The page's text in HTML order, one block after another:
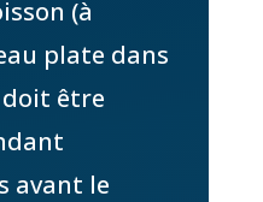
(à
plate dans
doit être
avant le